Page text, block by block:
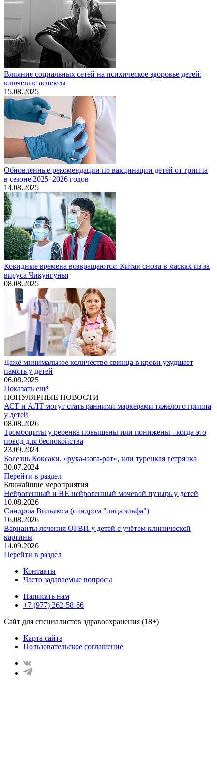
Влияние социальных сетей на психическое здоровье детей:
ключевые аспекты
15.08.2025
Обновленные рекомендации по вакцинации детей от гриппа
в сезоне 2025–2026 годов
14.08.2025
Ковидные времена возвращаются: Китай снова в масках из-за
вируса Чикунгунья
08.08.2025
Даже минимальное количество свинца в крови ухудшает
память у детей
06.08.2025
Показать ещё
ПОПУЛЯРНЫЕ НОВОСТИ
АСТ и АЛТ могут стать ранними маркерами тяжелого гриппа
у детей
08.08.2026
Тромбоциты у ребенка повышены или понижены - когда это
повод для беспокойства
23.09.2024
Болезнь Коксаки, «рука-нога-рот», или турецкая ветрянка
30.07.2024
Перейти в раздел
Ближайшие мероприятия
Нейрогенный и НЕ нейрогенный мочевой пузырь у детей
10.08.2026
Синдром Вильямса (синдром "лица эльфа")
16.08.2026
Варианты лечения ОРВИ у детей с учётом клинической
картины
14.09.2026
Перейти в раздел
Контакты
Часто задаваемые вопросы
Написать нам
+7 (977) 262-58-66
Сайт для специалистов здравоохранения (18+)
Карта сайта
Пользовательское соглашение